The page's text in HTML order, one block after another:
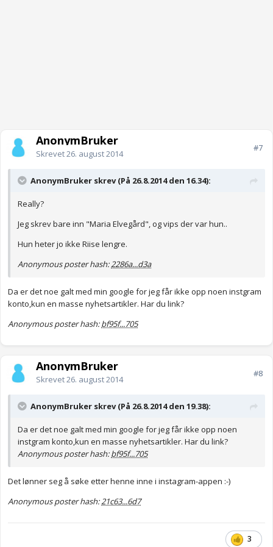
AnonymBruker
Skrevet26. august 2014
#7
AnonymBruker skrev (På 26.8.2014 den 16.34):
Really?
Jeg skrev bare inn "Maria Elvegård", og vips der var hun..
Hun heter jo ikke Riise lengre.
Anonymous poster hash:2286a...d3a
Da er det noe galt med min google for jeg får ikke opp noen instgram
konto,kun en masse nyhetsartikler. Har du link?
Anonymous poster hash:bf95f...705
AnonymBruker
Skrevet26. august 2014
#8
AnonymBruker skrev (På 26.8.2014 den 19.38):
Da er det noe galt med min google for jeg får ikke opp noen
instgram konto,kun en masse nyhetsartikler. Har du link?
Anonymous poster hash:bf95f...705
Det lønner seg å søke etter henne inne i instagram-appen :-)
Anonymous poster hash:21c63...6d7
3